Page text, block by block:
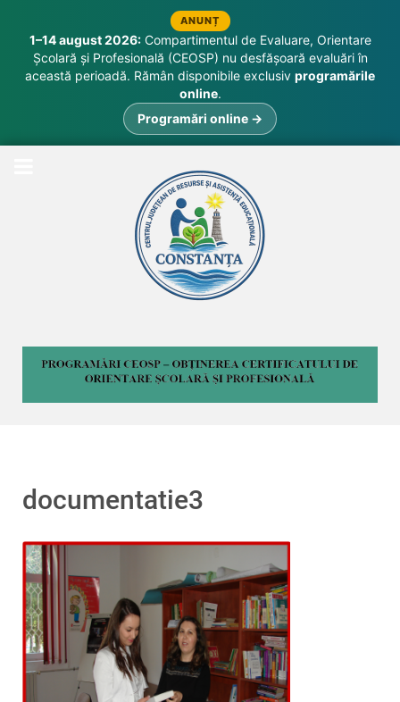
ANUNȚ
1–14 august 2026:Compartimentul de Evaluare, Orientare
Școlară și Profesională (CEOSP) nu desfășoară evaluări în
această perioadă. Rămân disponibile exclusiv programările
online.
Programări online →
documentatie3